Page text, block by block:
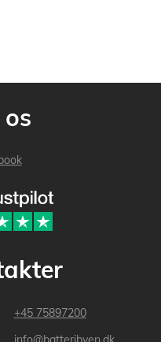
+45 75897200